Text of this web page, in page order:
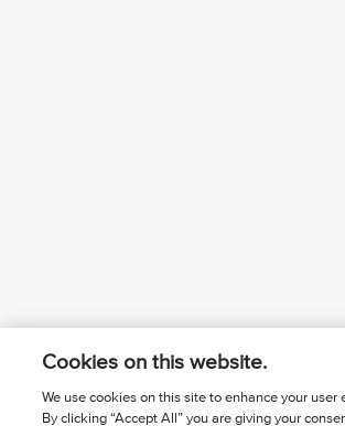
Cookies on this website.
We use cookies on this site to enhance your user
By clicking “Accept All” you are giving your